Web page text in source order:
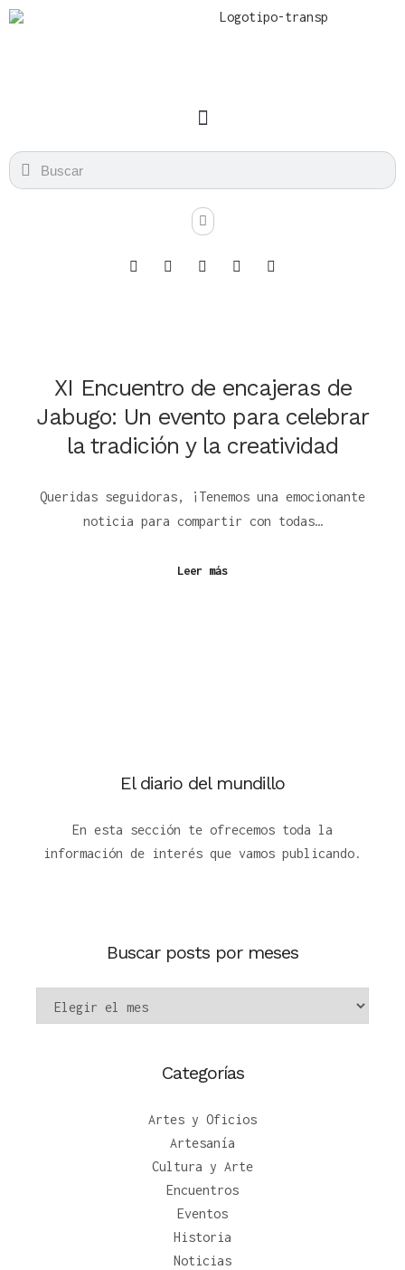
XI Encuentro de encajeras de
Jabugo: Un evento para celebrar
la tradición y la creatividad
Queridas seguidoras, ¡Tenemos una emocionante
noticia para compartir con todas…
Leer más
El diario del mundillo
En esta sección te ofrecemos toda la
información de interés que vamos publicando.
Buscar posts por meses
Categorías
Artes y Oficios
Artesanía
Cultura y Arte
Encuentros
Eventos
Historia
Noticias